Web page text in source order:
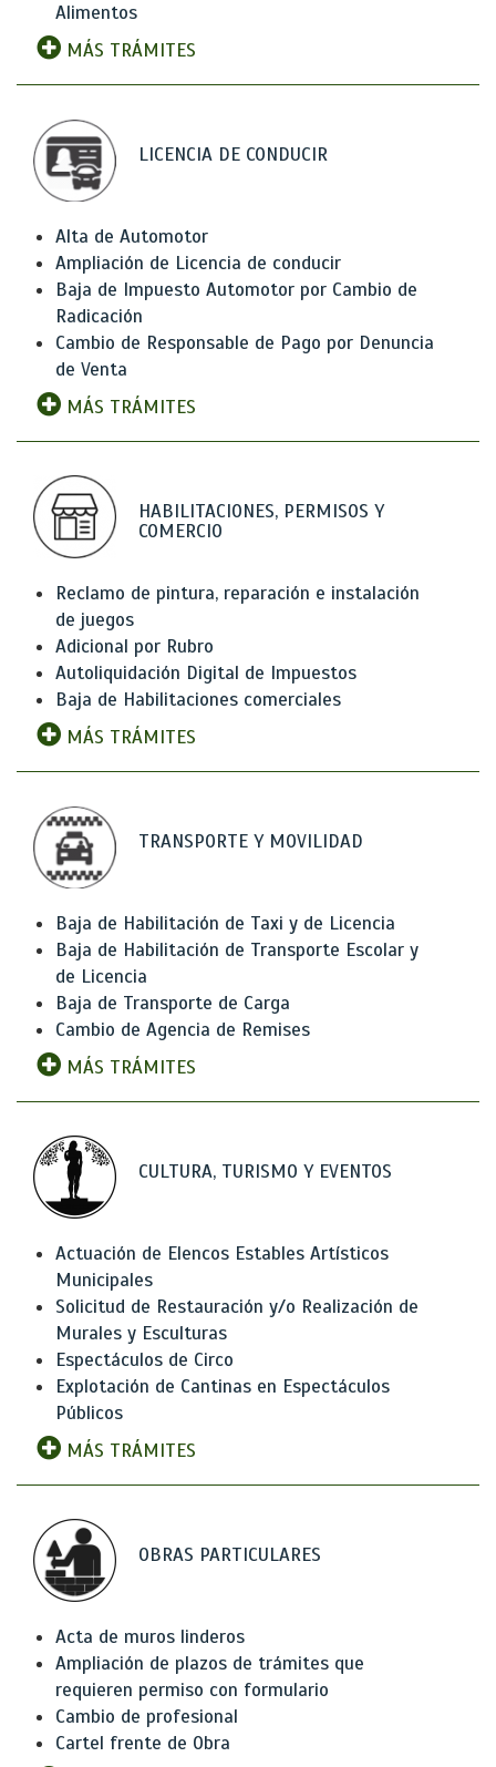
Alimentos
MÁS TRÁMITES
LICENCIA DE CONDUCIR
Alta de Automotor
Ampliación de Licencia de conducir
Baja de Impuesto Automotor por Cambio de
Radicación
Cambio de Responsable de Pago por Denuncia
de Venta
MÁS TRÁMITES
HABILITACIONES, PERMISOS Y
COMERCIO
Reclamo de pintura, reparación e instalación
de juegos
Adicional por Rubro
Autoliquidación Digital de Impuestos
Baja de Habilitaciones comerciales
MÁS TRÁMITES
TRANSPORTE Y MOVILIDAD
Baja de Habilitación de Taxi y de Licencia
Baja de Habilitación de Transporte Escolar y
de Licencia
Baja de Transporte de Carga
Cambio de Agencia de Remises
MÁS TRÁMITES
CULTURA, TURISMO Y EVENTOS
Actuación de Elencos Estables Artísticos
Municipales
Solicitud de Restauración y/o Realización de
Murales y Esculturas
Espectáculos de Circo
Explotación de Cantinas en Espectáculos
Públicos
MÁS TRÁMITES
OBRAS PARTICULARES
Acta de muros linderos
Ampliación de plazos de trámites que
requieren permiso con formulario
Cambio de profesional
Cartel frente de Obra